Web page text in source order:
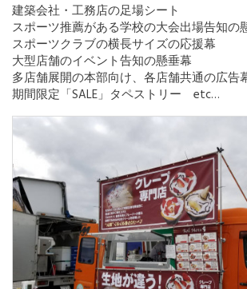
建築会社・工務店の足場シート
スポーツ推薦がある学校の大会出場告知の
スポーツクラブの横長サイズの応援幕
大型店舗のイベント告知の懸垂幕
多店舗展開の本部向け、各店舗共通の広告
期間限定「SALE」タペストリー etc…